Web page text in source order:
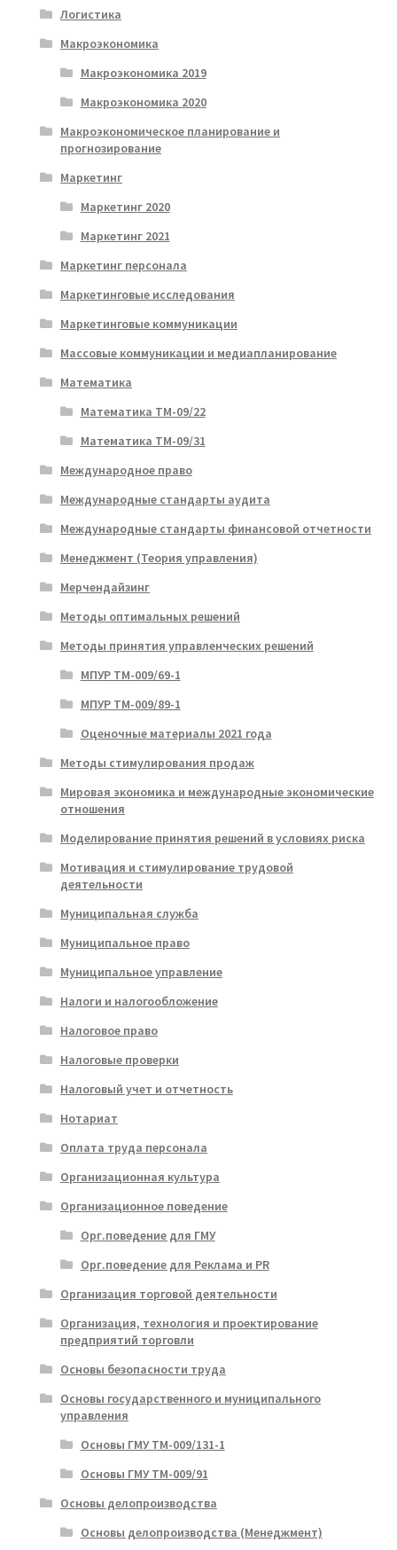
Логистика
Макроэкономика
Макроэкономика 2019
Макроэкономика 2020
Макроэкономическое планирование и
прогнозирование
Маркетинг
Маркетинг 2020
Маркетинг 2021
Маркетинг персонала
Маркетинговые исследования
Маркетинговые коммуникации
Массовые коммуникации и медиапланирование
Математика
Математика ТМ-09/22
Математика ТМ-09/31
Международное право
Международные стандарты аудита
Международные стандарты финансовой отчетности
Менеджмент (Теория управления)
Мерчендайзинг
Методы оптимальных решений
Методы принятия управленческих решений
МПУР ТМ-009/69-1
МПУР ТМ-009/89-1
Оценочные материалы 2021 года
Методы стимулирования продаж
Мировая экономика и международные экономические
отношения
Моделирование принятия решений в условиях риска
Мотивация и стимулирование трудовой
деятельности
Муниципальная служба
Муниципальное право
Муниципальное управление
Налоги и налогообложение
Налоговое право
Налоговые проверки
Налоговый учет и отчетность
Нотариат
Оплата труда персонала
Организационная культура
Организационное поведение
Орг.поведение для ГМУ
Орг.поведение для Реклама и PR
Организация торговой деятельности
Организация, технология и проектирование
предприятий торговли
Основы безопасности труда
Основы государственного и муниципального
управления
Основы ГМУ ТМ-009/131-1
Основы ГМУ ТМ-009/91
Основы делопроизводства
Основы делопроизводства (Менеджмент)